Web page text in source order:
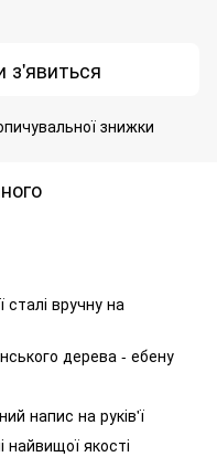
з'явиться
знижки
вручну на
дерева - ебену
напис на руків'ї
найвищої якості